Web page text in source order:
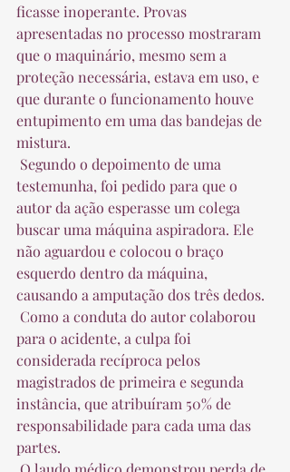
ficasse inoperante. Provas
apresentadas no processo mostraram
que o maquinário, mesmo sem a
proteção necessária, estava em uso, e
que durante o funcionamento houve
entupimento em uma das bandejas de
mistura.
testemunha, foi pedido para que o
autor da ação esperasse um colega
buscar uma máquina aspiradora. Ele
não aguardou e colocou o braço
esquerdo dentro da máquina,
causando a amputação dos três dedos.
para o acidente, a culpa foi
considerada recíproca pelos
magistrados de primeira e segunda
instância, que atribuíram 50% de
responsabilidade para cada uma das
partes.